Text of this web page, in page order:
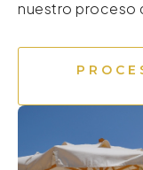
nuestro proceso